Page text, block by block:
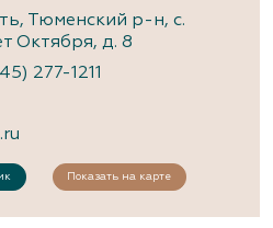
Тюменский р-н, с.
Октября, д. 8
277-1211
Показать на карте